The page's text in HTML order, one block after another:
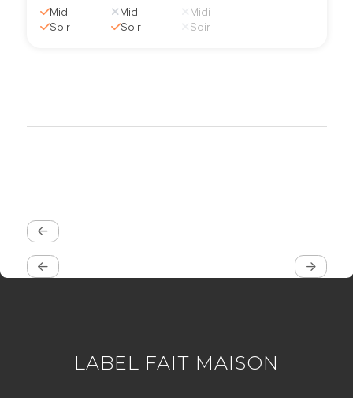
Midi
Soir
Midi
Soir
Midi
Soir
LABEL FAIT MAISON